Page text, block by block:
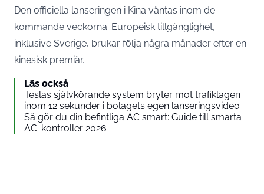
Den officiella lanseringen i Kina väntas inom de
kommande veckorna. Europeisk tillgänglighet,
inklusive Sverige, brukar följa några månader efter en
kinesisk premiär.
Läs också
Teslas självkörande system bryter mot trafiklagen
inom 12 sekunder i bolagets egen lanseringsvideo
Så gör du din befintliga AC smart: Guide till smarta
AC-kontroller 2026